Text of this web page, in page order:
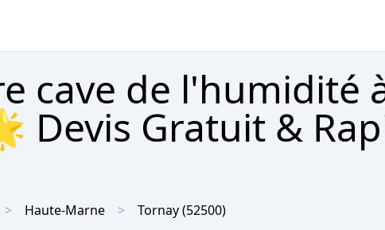
cave de l'humidité
Devis Gratuit &
Haute-Marne Tornay(52500)